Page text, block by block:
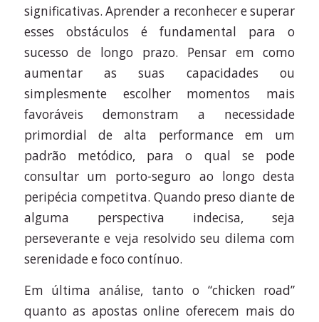
significativas. Aprender a reconhecer e superar
esses obstáculos é fundamental para o
sucesso de longo prazo. Pensar em como
aumentar as suas capacidades ou
simplesmente escolher momentos mais
favoráveis demonstram a necessidade
primordial de alta performance em um
padrão metódico, para o qual se pode
consultar um porto-seguro ao longo desta
peripécia competitva. Quando preso diante de
alguma perspectiva indecisa, seja
perseverante e veja resolvido seu dilema com
serenidade e foco contínuo.
Em última análise, tanto o “chicken road”
quanto as apostas online oferecem mais do